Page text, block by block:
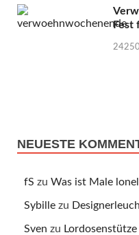
Fest
NEUESTE
fS zu Was ist Male
Sybille zu
Sven zu